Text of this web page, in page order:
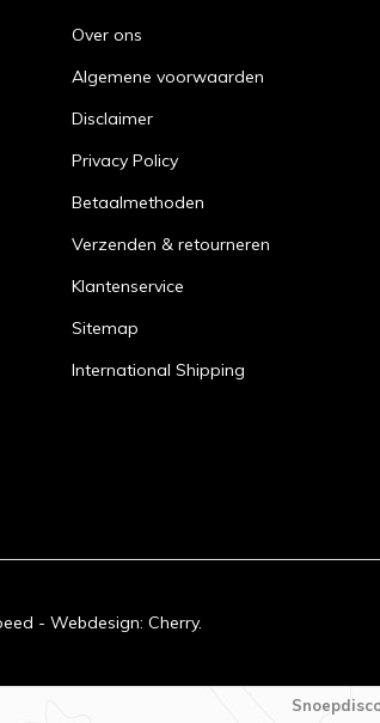
Over ons
Algemene voorwaarden
Disclaimer
Privacy Policy
Betaalmethoden
Verzenden & retourneren
Klantenservice
Sitemap
International Shipping
- Webdesign: Cherry.